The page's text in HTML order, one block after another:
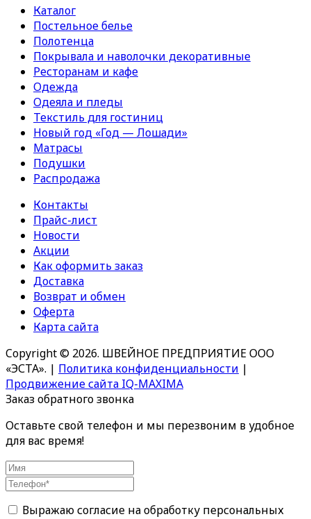
Каталог
Постельное белье
Полотенца
Покрывала и наволочки декоративные
Ресторанам и кафе
Одежда
Одеяла и пледы
Текстиль для гостиниц
Новый год «Год — Лошади»
Матрасы
Подушки
Распродажа
Контакты
Прайс-лист
Новости
Акции
Как оформить заказ
Доставка
Возврат и обмен
Оферта
Карта сайта
Copyright © 2026. ШВЕЙНОЕ ПРЕДПРИЯТИЕ ООО
«ЭСТА». | Политика конфиденциальности |
Продвижение сайта IQ-MAXIMA
Заказ обратного звонка
Оставьте свой телефон и мы перезвоним в удобное
для вас время!
Выражаю согласие на обработку персональных